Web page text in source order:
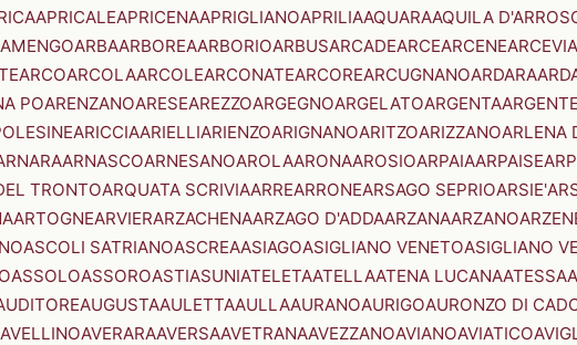
APRICALEAPRICENAAPRIGLIANOAPRILIAAQUARAAQUILA
ARBAARBOREAARBORIOARBUSARCADEARCEARCENEARCEVIA
ARCOARCOLAARCOLEARCONATEARCOREARCUGNANOARDARA
POARENZANOARESEAREZZOARGEGNOARGELATOARGENTA
ARICCIAARIELLIARIENZOARIGNANOARITZOARIZZANOARLENA
ARNASCOARNESANOAROLAARONAAROSIOARPAIAARPAISE
TRONTOARQUATA SCRIVIAARREARRONEARSAGO SEPRIOARSIE'
ARTOGNEARVIERARZACHENAARZAGO D'ADDAARZANAARZANO
ASCOLI SATRIANOASCREAASIAGOASIGLIANO VENETOASIGLIANO
ASSOLOASSOROASTIASUNIATELETAATELLAATENA LUCANAATESSA
AUGUSTAAULETTAAULLAAURANOAURIGOAURONZO DI
AVELLINOAVERARAAVERSAAVETRANAAVEZZANOAVIANOAVIATICO